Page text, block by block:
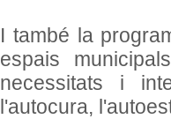
I també la
espais
necessitats i
l'autocura,